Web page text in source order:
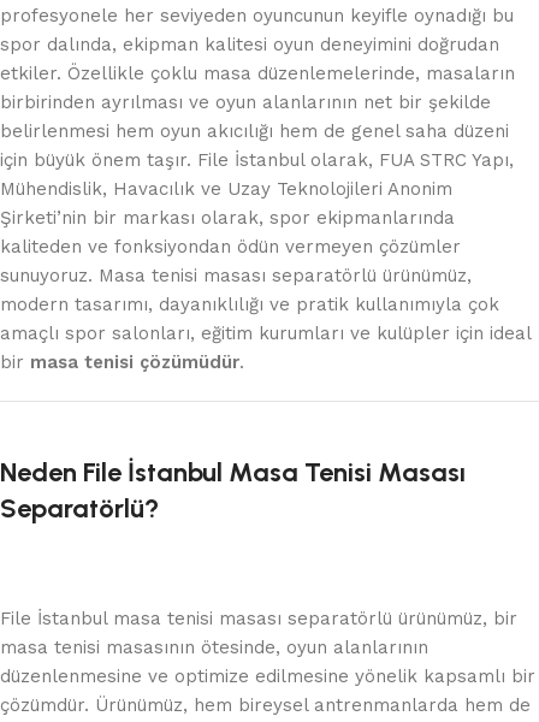
profesyonele her seviyeden oyuncunun keyifle oynadığı bu
spor dalında, ekipman kalitesi oyun deneyimini doğrudan
etkiler. Özellikle çoklu masa düzenlemelerinde, masaların
birbirinden ayrılması ve oyun alanlarının net bir şekilde
belirlenmesi hem oyun akıcılığı hem de genel saha düzeni
için büyük önem taşır. File İstanbul olarak, FUA STRC Yapı,
Mühendislik, Havacılık ve Uzay Teknolojileri Anonim
Şirketi’nin bir markası olarak, spor ekipmanlarında
kaliteden ve fonksiyondan ödün vermeyen çözümler
sunuyoruz. Masa tenisi masası separatörlü ürünümüz,
modern tasarımı, dayanıklılığı ve pratik kullanımıyla çok
amaçlı spor salonları, eğitim kurumları ve kulüpler için ideal
bir masa tenisi çözümüdür.
Neden File İstanbul Masa Tenisi Masası
Separatörlü?
File İstanbul masa tenisi masası separatörlü ürünümüz, bir
masa tenisi masasının ötesinde, oyun alanlarının
düzenlenmesine ve optimize edilmesine yönelik kapsamlı bir
çözümdür. Ürünümüz, hem bireysel antrenmanlarda hem de